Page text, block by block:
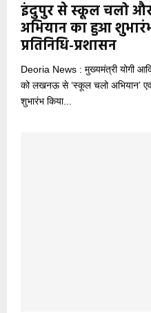
इंदुपुर से स्कूल चलो और
अभियान का हुआ
प्रतिनिधि-प्रशासन
Deoria News : मुख्यमंत्री योगी
को लखनऊ से ‘स्कूल चलो अभियान’ एवं
शुभारंभ किया...